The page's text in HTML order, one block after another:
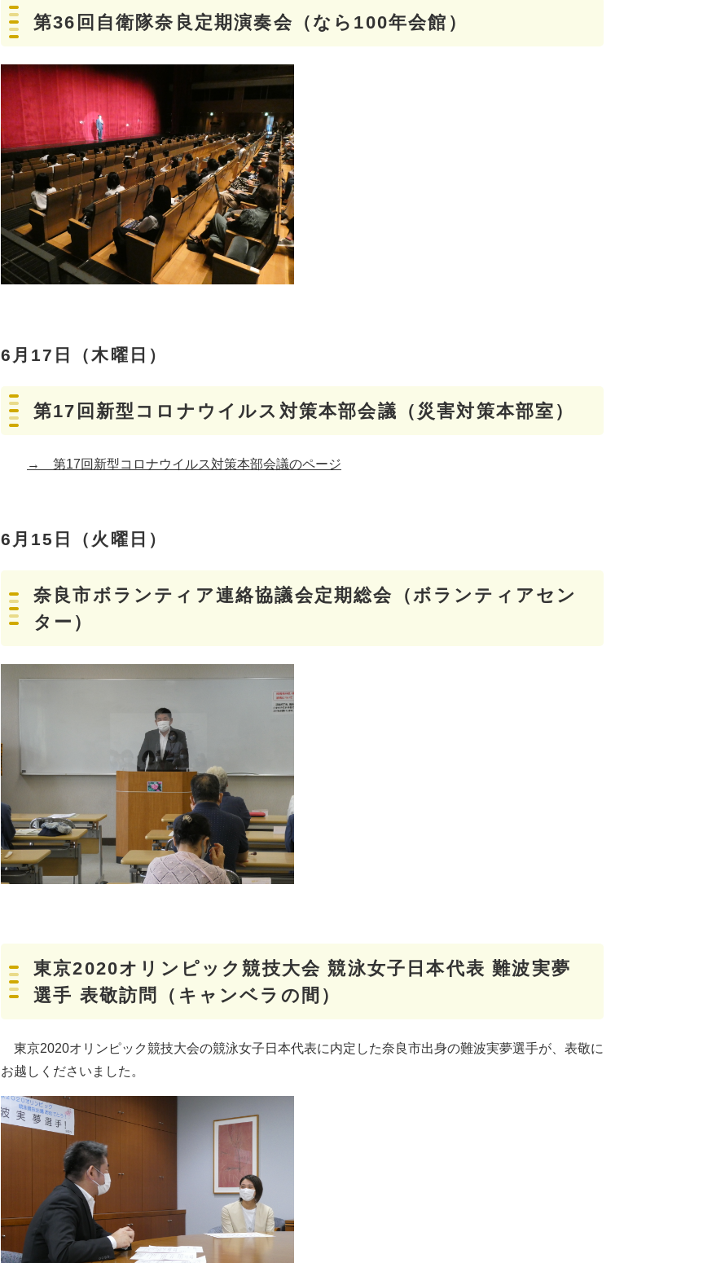
第36回自衛隊奈良定期演奏会（なら100年会館）
6月17日（木曜日）
第17回新型コロナウイルス対策本部会議（災害対策本部室）
→ 第17回新型コロナウイルス対策本部会議のページ
6月15日（火曜日）
奈良市ボランティア連絡協議会定期総会（ボランティアセン
ター）
東京2020オリンピック競技大会 競泳女子日本代表 難波実夢
選手 表敬訪問（キャンベラの間）
東京2020オリンピック競技大会の競泳女子日本代表に内定した奈良市出身の難波実夢選手が、表敬に
お越しくださいました。